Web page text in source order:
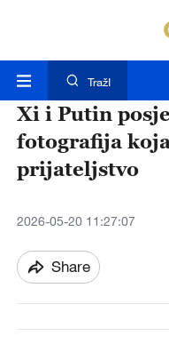
TražI
Xi i Putin
fotografija
prijateljstvo
2026-05-20 11:27:07
Share